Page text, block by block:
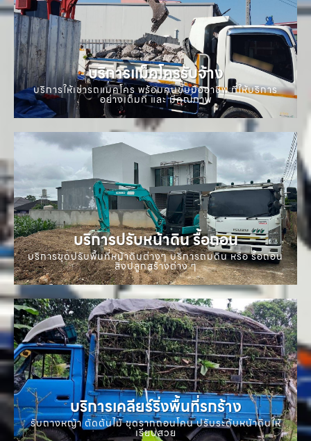
บริการแม็คโครรับจ้าง
บริการให้เช่ารถแมคโคร พร้อมคนขับมืออาชีพ ที่ให้บริการ
อย่างเต็มที่ และ มีคุณภาพ
บริการปรับหน้าดิน รื้อถอน
บริการขุดปรับพื้นที่หน้าดินต่างๆ บริการถมดิน หรือ รื้อถอน
สิ่งปลูกสร้างต่าง ๆ
บริการเคลียร์ริ่งพื้นที่รกร้าง
รับถางหญ้า ตัดต้นไม้ ขุดรากถอนโคน ปรับระดับหน้าดินให้
เรียบสวย